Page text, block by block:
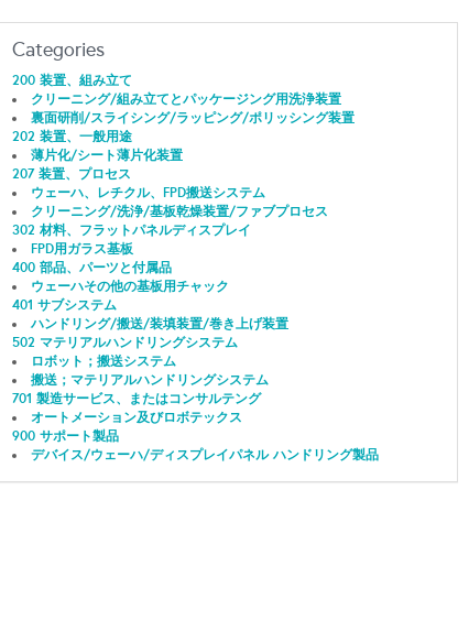
Categories
200 装置、組み立て
クリーニング/組み立てとパッケージング用洗浄装置
裏面研削/スライシング/ラッピング/ポリッシング装置
202 装置、一般用途
薄片化/シート薄片化装置
207 装置、プロセス
ウェーハ、レチクル、FPD搬送システム
クリーニング/洗浄/基板乾燥装置/ファブプロセス
302 材料、フラットパネルディスプレイ
FPD用ガラス基板
400 部品、パーツと付属品
ウェーハその他の基板用チャック
401 サブシステム
ハンドリング/搬送/装填装置/巻き上げ装置
502 マテリアルハンドリングシステム
ロボット；搬送システム
搬送；マテリアルハンドリングシステム
701 製造サービス、またはコンサルテング
オートメーション及びロボテックス
900 サポート製品
デバイス/ウェーハ/ディスプレイパネル ハンドリング製品